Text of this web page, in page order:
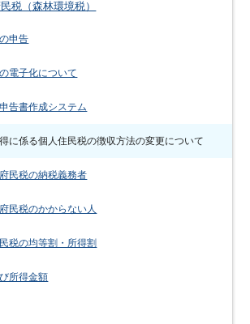
税（森林環境税）
申告
電子化について
告書作成システム
に係る個人住民税の徴収方法の変更について
民税の納税義務者
民税のかからない人
税の均等割・所得割
所得金額